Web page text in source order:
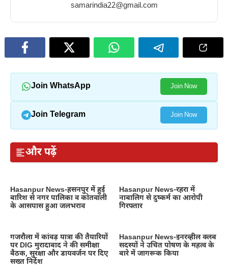
samarindia22@gmail.com
Join WhatsApp Join Now
Join Telegram Join Now
और पढ़ें
Hasanpur News-हसनपुर में हुई
बारिश से नगर पालिका व कोतवाली
के आसपास हुआ जलभराव
Hasanpur News-रहरा में
नाबालिग से दुष्कर्म का आरोपी
गिरफ्तार
गजरौला में कांवड़ यात्रा की तैयारियों
पर DIG मुरादाबाद ने की समीक्षा
बैठक, सुरक्षा और डायवर्जन पर दिए
सख्त निर्देश
Hasanpur News-इनरव्हील क्लब
सदस्यों ने उचित पोषण के महत्व के
बारे में जागरूक किया